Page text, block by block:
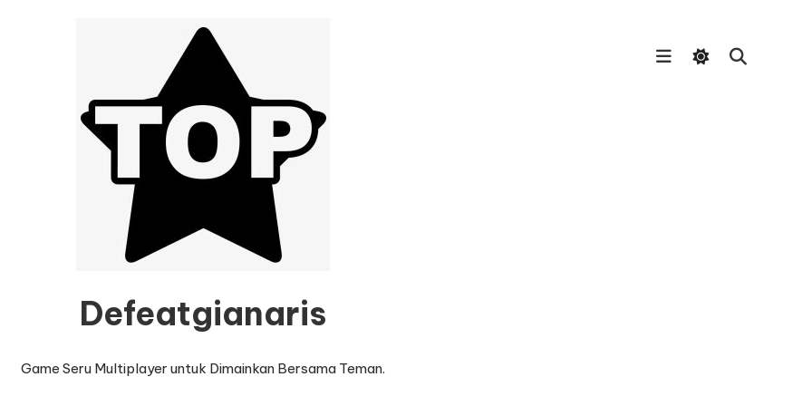
Defeatgianaris
Game Seru Multiplayer untuk Dimainkan Bersama Teman.